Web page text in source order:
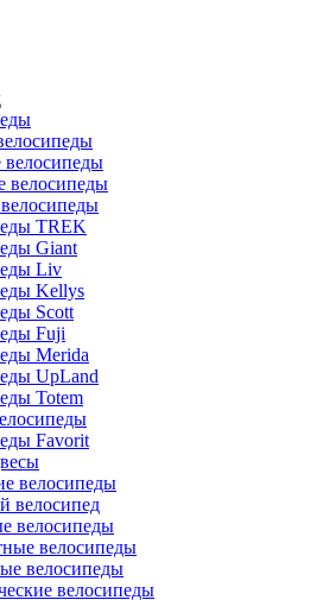
велосипеды
TREK
Giant
Liv
Kellys
Scott
Fuji
Merida
UpLand
Totem
Favorit
велосипеды
велосипед
велосипеды
велосипеды
велосипеды
велосипеды